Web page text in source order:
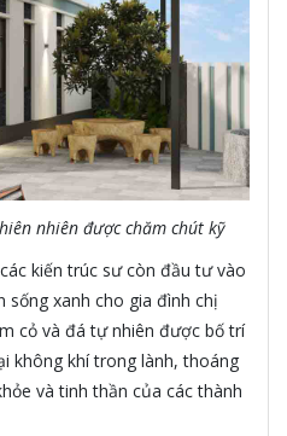
nhiên được chăm chút kỹ
kiến trúc sư còn đầu tư vào
sống xanh cho gia đình chị
cỏ và đá tự nhiên được bố trí
không khí trong lành, thoáng
và tinh thần của các thành